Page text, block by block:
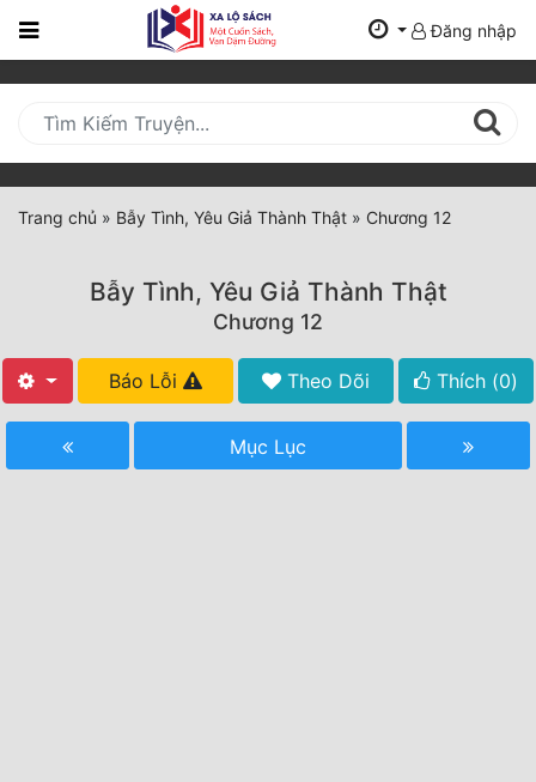
Trang
Mới
Cập
Nhật
(current)
Tất Cả
Đăng nhập
Trang chủ » Bẫy Tình, Yêu Giả Thành Thật » Chương 12
Bẫy Tình, Yêu Giả Thành Thật
Chương 12
Báo Lỗi Theo Dõi Thích (0)
Mục Lục